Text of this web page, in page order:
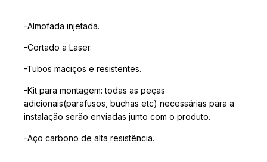
-Almofada injetada.
-Cortado a Laser.
-Tubos maciços e resistentes.
-Kit para montagem: todas as peças
adicionais(parafusos, buchas etc) necessárias para a
instalação serão enviadas junto com o produto.
-Aço carbono de alta resistência.